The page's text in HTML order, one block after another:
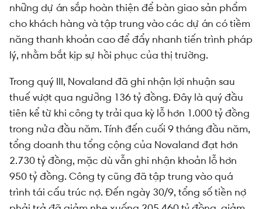
những dự án sắp hoàn thiện để bàn giao sản phẩm
cho khách hàng và tập trung vào các dự án có tiềm
năng thanh khoản cao để đẩy nhanh tiến trình pháp
lý, nhằm bắt kịp sự hồi phục của thị trường.
Trong quý III, Novaland đã ghi nhận lợi nhuận sau
thuế vượt qua ngưỡng 136 tỷ đồng. Đây là quý đầu
tiên kể từ khi công ty trải qua kỳ lỗ hơn 1.000 tỷ đồng
trong nửa đầu năm. Tính đến cuối 9 tháng đầu năm,
tổng doanh thu tổng cộng của Novaland đạt hơn
2.730 tỷ đồng, mặc dù vẫn ghi nhận khoản lỗ hơn
950 tỷ đồng. Công ty cũng đã tập trung vào quá
trình tái cấu trúc nợ. Đến ngày 30/9, tổng số tiền nợ